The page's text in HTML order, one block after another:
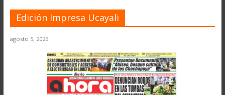
Edición Impresa Ucayali
agosto 5, 2026